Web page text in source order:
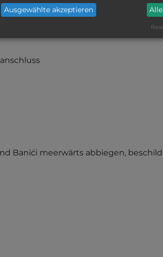
Wiese
Banići meerwärts abbiegen,
Ausgewählte akzeptieren